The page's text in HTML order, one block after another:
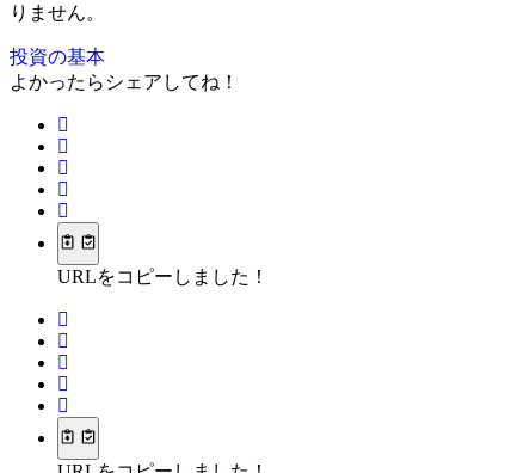
りません。
投資の基本
よかったらシェアしてね！
URLをコピーしました！